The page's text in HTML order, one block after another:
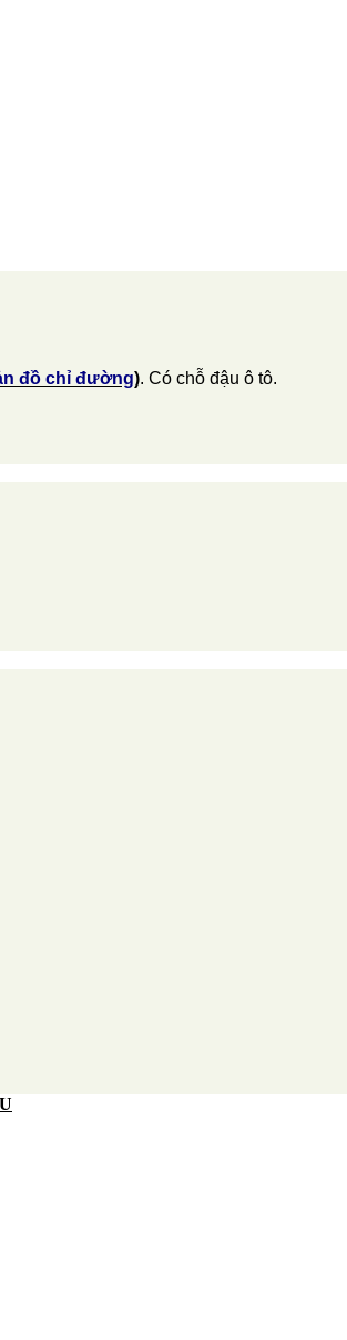
đồ chỉ đường). Có chỗ đậu ô tô.